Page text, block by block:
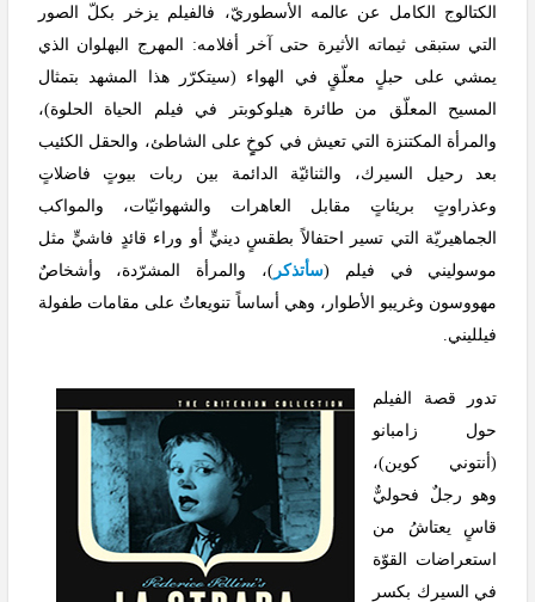
الكتالوج الكامل عن عالمه الأسطوريّ، فالفيلم يزخر بكلّ الصور
التي ستبقى ثيماته الأثيرة حتى آخر أفلامه: المهرج البهلوان الذي
يمشي على حبلٍ معلّقٍ في الهواء (سيتكرّر هذا المشهد بتمثال
المسيح المعلّق من طائرة هيلوكوبتر في فيلم الحياة الحلوة)،
والمرأة المكتنزة التي تعيش في كوخٍٍ على الشاطئ، والحقل الكئيب
بعد رحيل السيرك، والثنائيّة الدائمة بين ربات بيوتٍ فاضلاتٍ
وعذراوتٍ بريئاتٍ مقابل العاهرات والشهوانيّات، والمواكب
الجماهيريّة التي تسير احتفالاً بطقسٍ دينيٍّ أو وراء قائدٍ فاشيٍّ مثل
موسوليني في فيلم (سأتذكر )، والمرأة المشرّدة، وأشخاصٌ
مهووسون وغريبو الأطوار، وهي أساساً تنويعاتٌ على مقامات طفولة
فيلليني.
تدور قصة الفيلم
حول زامبانو
(أنتوني كوين)،
وهو رجلٌ فحوليٌّ
قاسٍ يعتاشُ من
استعراضات القوّة
في السيرك بكسر